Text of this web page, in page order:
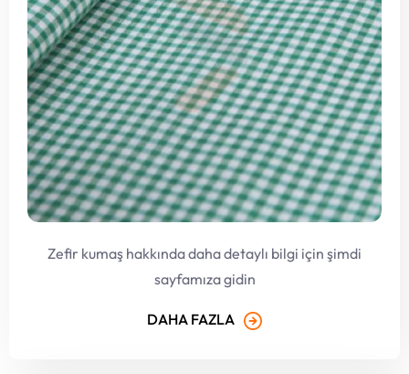
Zefir kumaş hakkında daha detaylı bilgi için şimdi
sayfamıza gidin
DAHA FAZLA